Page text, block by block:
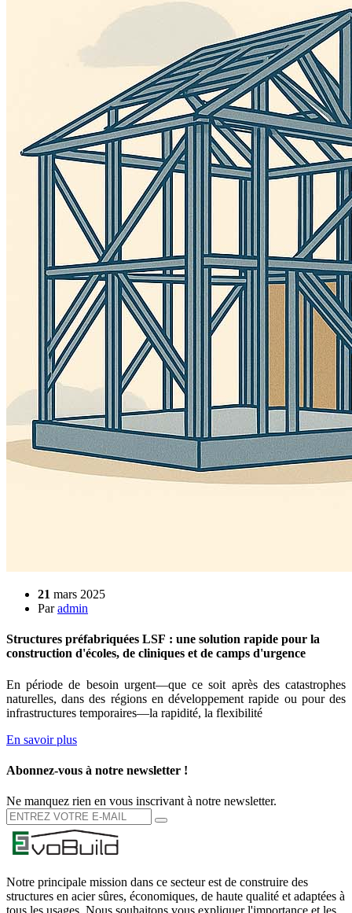
21 mars 2025
Paradmin
Structures préfabriquées LSF : une solution rapide pour la
construction d'écoles, de cliniques et de camps d'urgence
En période de besoin urgent—que ce soit après des catastrophes
naturelles, dans des régions en développement rapide ou pour des
infrastructures temporaires—la rapidité, la flexibilité
En savoir plus
Abonnez-vous à notre newsletter !
Ne manquez rien en vous inscrivant à notre newsletter.
Notre principale mission dans ce secteur est de construire des
structures en acier sûres, économiques, de haute qualité et adaptées à
tous les usages. Nous souhaitons vous expliquer l'importance et les